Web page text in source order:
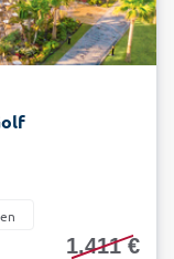
Millionen
Entdecken
Schätze
Ihren Urlaub
1.411 €